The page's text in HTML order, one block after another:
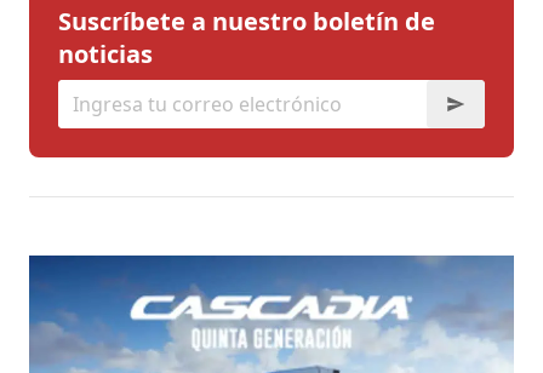
Suscríbete a nuestro boletín de
noticias